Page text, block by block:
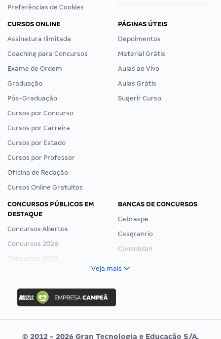
Preferências de Cookies
CURSOS ONLINE
Assinatura Ilimitada
Coaching para Concursos
Exame de Ordem
Graduação
Pós-Graduação
Cursos por Concurso
Cursos por Carreira
Cursos por Estado
Cursos por Professor
Oficina de Redação
Cursos Online Gratuitos
PÁGINAS ÚTEIS
Depoimentos
Material Grátis
Aulas ao Vivo
Aulas Grátis
Sugerir Curso
CONCURSOS PÚBLICOS EM
DESTAQUE
Concursos Abertos
Concursos 2026
Concursos 2025
Concurso Ibama
Concurso MPU
Editais publicados
BANCAS DE CONCURSOS
Cebraspe
Cesgranrio
Consulplan
Veja mais
© 2012 - 2026 Gran Tecnologia e Educação S/A.